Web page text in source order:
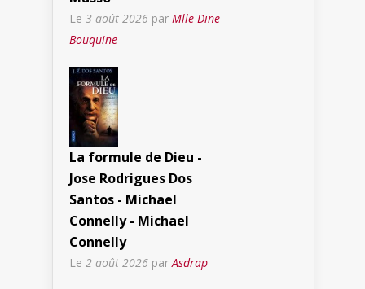
Le 3 août 2026 par Mlle Dine
Bouquine
La formule de Dieu -
Jose Rodrigues Dos
Santos - Michael
Connelly - Michael
Connelly
Le 2 août 2026 parAsdrap